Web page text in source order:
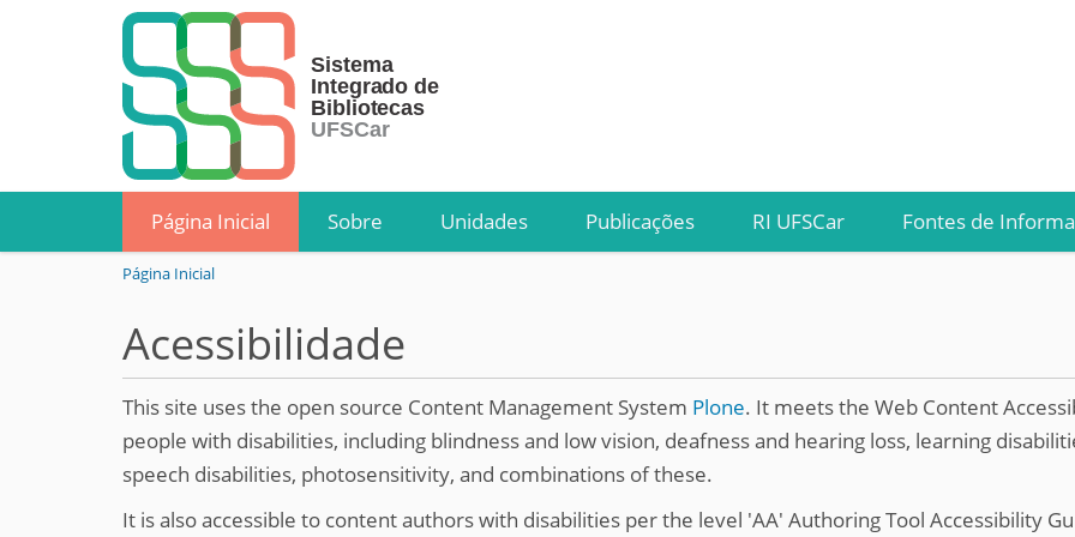
Página Inicial Sobre Unidades Publicações RI UFSCar Fontes de
V
ê
e
s
á
a
u
Página Inicial
Acessibilidade
This site uses the open source Content Management System Plone. It meets the Web Content
people with disabilities, including blindness and low vision, deafness and hearing loss, learning
speech disabilities, photosensitivity, and combinations of these.
It is also accessible to content authors with disabilities per the level 'AA' Authoring Tool Accessibility